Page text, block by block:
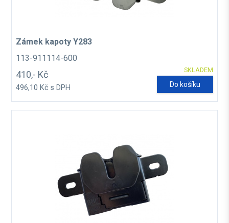
Zámek kapoty Y283
113-911114-600
SKLADEM
410,- Kč
496,10 Kč s DPH Do košíku